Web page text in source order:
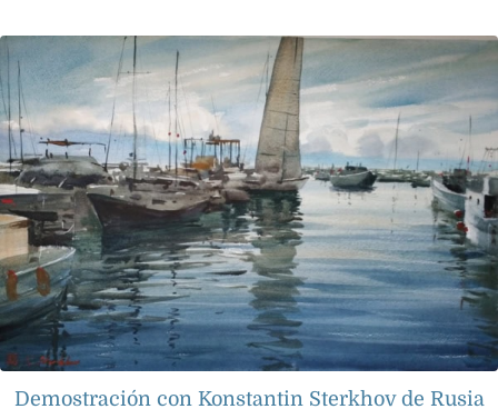
Eventos
Blog
Recursos
Encuentra un minorista
Demostración con Konstantin Sterkhov de Rusia